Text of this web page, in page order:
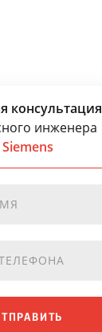
консультация
инженера
Siemens